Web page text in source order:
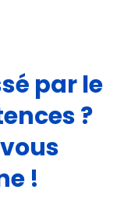
par le
?
!